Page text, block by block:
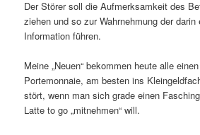
Der Störer soll die Aufmerksamkeit des
ziehen und so zur Wahrnehmung der darin
Information führen.
Meine „Neuen“ bekommen heute alle
Portemonnaie, am besten ins
stört, wenn man sich grade einen
Latte to go „mitnehmen“ will.